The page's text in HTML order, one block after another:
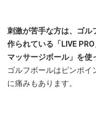
刺激が苦手な方は、ゴル
作られている「LIVE
マッサージボール」を使
ゴルフボールはピンポイ
に痛みもあります。